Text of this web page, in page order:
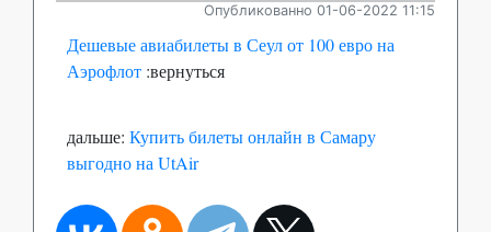
Опубликованно 01-06-2022 11:15
Дешевые авиабилеты в Сеул от 100 евро на
Аэрофлот :вернуться
дальше: Купить билеты онлайн в Самару
выгодно на UtAir